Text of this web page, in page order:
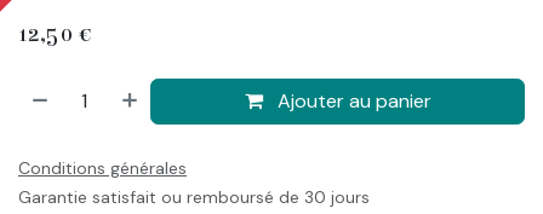
12,50 €
Ajouter au panier
Conditions générales
Garantie satisfait ou remboursé de 30 jours